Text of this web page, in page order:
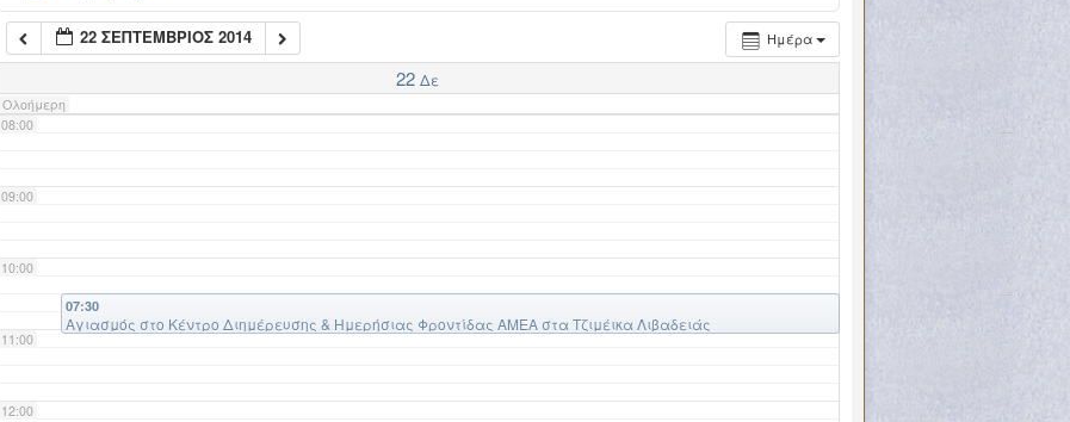
Ημέρα
22 ΣΕΠΤΈΜΒΡΙΟΣ 2014
22 Δε
Ολοήμερη
07:00
08:00
09:00
10:00
11:00
12:00
07:30
Αγιασμός στο Κέντρο Διημέρευσης & Ημερήσιας Φροντίδας ΑΜΕΑ στα Τζιμέικα Λιβαδειάς